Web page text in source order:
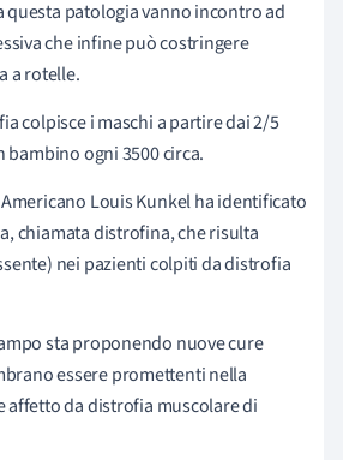
questa patologia vanno incontro ad
che infine può costringere
a rotelle.
colpisce i maschi a partire dai 2/5
bambino ogni 3500 circa.
Louis Kunkel ha identificato
chiamata distrofina, che risulta
nei pazienti colpiti da distrofia
sta proponendo nuove cure
essere promettenti nella
affetto da distrofia muscolare di